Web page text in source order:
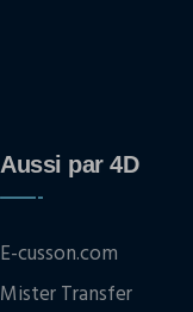
Aussi par 4D
E-cusson.com
Mister Transfer